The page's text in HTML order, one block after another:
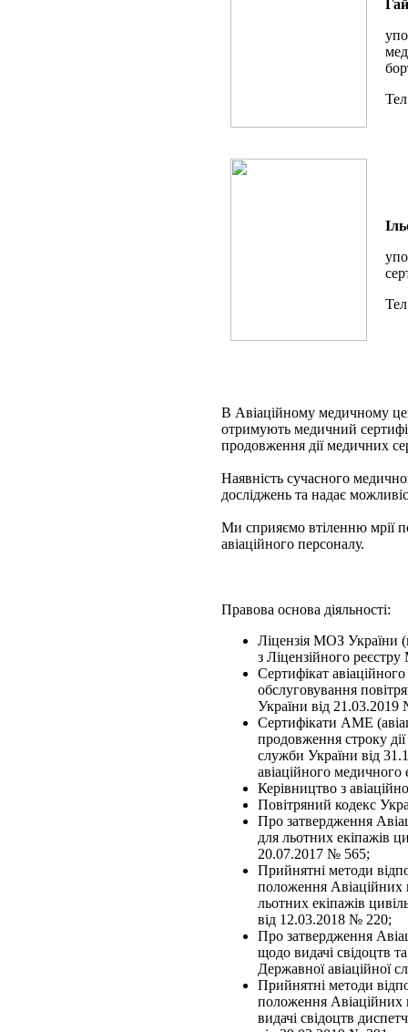
В Авіаційному медичному
отримують медичний
продовження дії медичних
Наявність сучасного
досліджень та надає
Ми сприяємо втіленню мрії
авіаційного персоналу.
Правова основа діяльності:
Ліцензія МОЗ України
з Ліцензійного
Сертифікат
обслуговування
України від
Сертифікати АМЕ
продовження строку
служби України від
авіаційного медичного
Керівництво з
Повітряний кодекс
Про затвердження
для льотних екіпажів
20.07.2017 № 565;
Прийнятні методи
положення Авіаційних
льотних екіпажів
від 12.03.2018 № 220;
Про затвердження
щодо видачі свідоцтв
Державної авіаційної
Прийнятні методи
положення Авіаційних
видачі свідоцтв